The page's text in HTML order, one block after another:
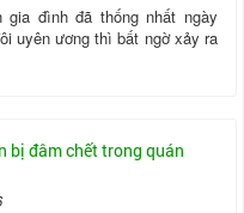
gia đình đã thống nhất ngày
uyên ương thì bất ngờ xảy ra
bị đâm chết trong quán